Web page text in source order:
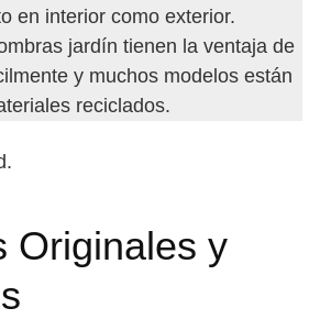
en interior como exterior.
jardín tienen la ventaja de
y muchos modelos están
reciclados.
Originales y